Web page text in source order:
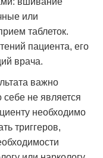
или
таблеток.
пациента, его
врача.
важно
не является
необходимо
триггеров,